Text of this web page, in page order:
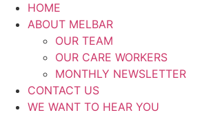
HOME
ABOUT MELBAR
OUR TEAM
OUR CARE WORKERS
MONTHLY NEWSLETTER
CONTACT US
WE WANT TO HEAR YOU